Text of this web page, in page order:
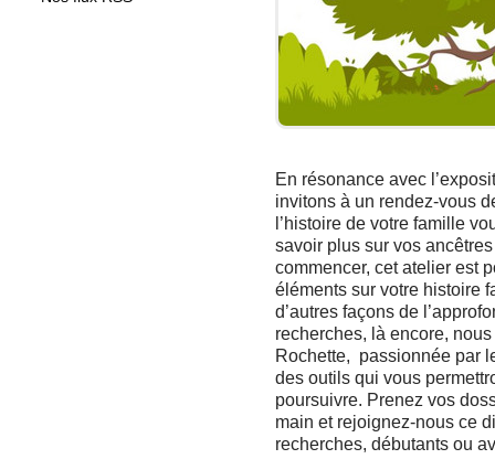
En résonance avec
invitons à un rendez-vous
l’histoire de votre famille
savoir plus sur vos
commencer, cet atelier est
éléments sur votre histoire
d’autres façons de
recherches, là encore,
Rochette, passionnée par
des outils qui vous
poursuivre. Prenez vos
main et rejoignez-nous ce
recherches, débutants ou